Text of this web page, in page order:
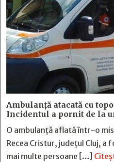
Ambulanță atacată cu
Incidentul a pornit de la
O ambulanță aflată într-o
Recea Cristur, județul Cluj, a
mai multe persoane […]